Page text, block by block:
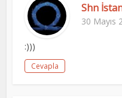
Shn
30 Mayıs
:)))
Cevapla